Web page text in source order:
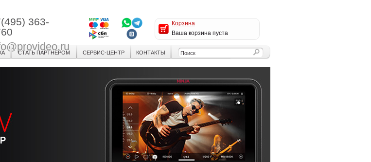
363-
Корзина
Ваша корзина пуста
СТАТЬ ПАРТНЕРОМ СЕРВИС-ЦЕНТР КОНТАКТЫ